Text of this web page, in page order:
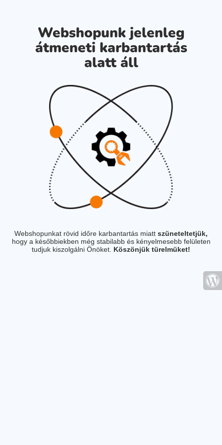
Webshopunk jelenleg
átmeneti karbantartás
alatt áll
Webshopunkat rövid időre karbantartás miatt szüneteltetjük,
hogy a későbbiekben még stabilabb és kényelmesebb felületen
tudjuk kiszolgálni Önöket. Köszönjük türelmüket!